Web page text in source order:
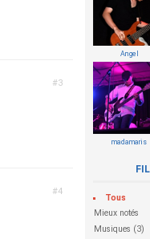
Angel
madamaris
Tous
Mieux notés
Musiques (3)
#3
#4